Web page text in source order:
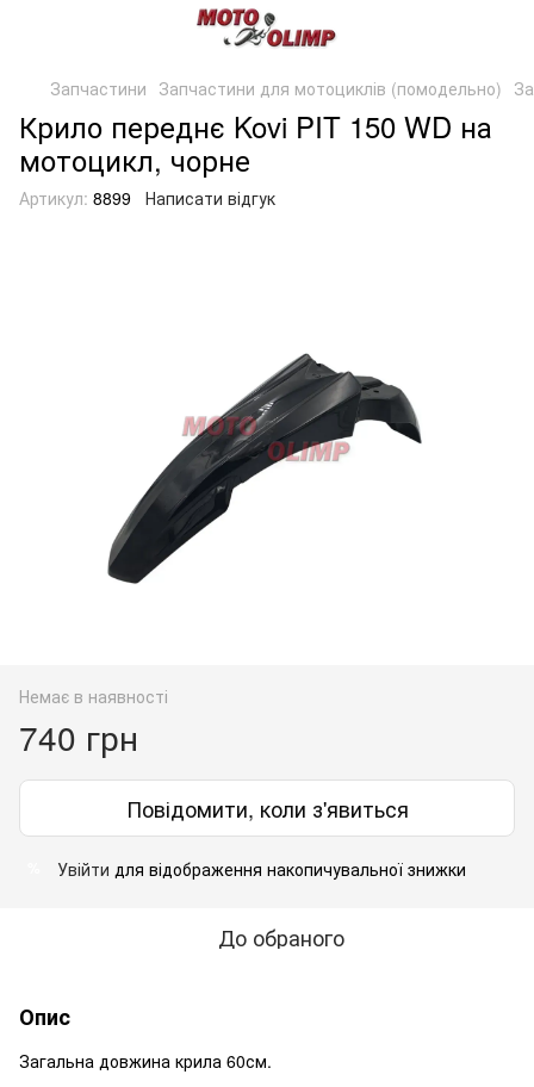
Запчастини Запчастини для мотоциклів (помодельно)
Крило переднє Kovi PIT 150 WD на
мотоцикл, чорне
Артикул: 8899 Написати відгук
Немає в наявності
740 грн
Повідомити, коли з'явиться
Увійти для відображення накопичувальної знижки
До обраного
Опис
Загальна довжина крила 60см.